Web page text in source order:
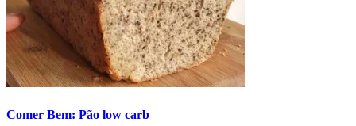
Comer Bem: Pão low carb